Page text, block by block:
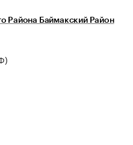
Района Баймакский Район